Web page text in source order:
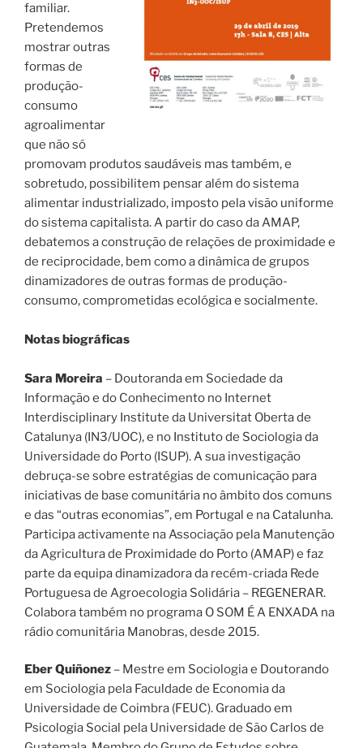
familiar.
Pretendemos
mostrar outras
formas de
produção-
consumo
agroalimentar
que não só
promovam produtos saudáveis mas também, e
sobretudo, possibilitem pensar além do sistema
alimentar industrializado, imposto pela visão uniforme
do sistema capitalista. A partir do caso da AMAP,
debatemos a construção de relações de proximidade e
de reciprocidade, bem como a dinâmica de grupos
dinamizadores de outras formas de produção-
consumo, comprometidas ecológica e socialmente.
Notas biográficas
Sara Moreira – Doutoranda em Sociedade da
Informação e do Conhecimento no Internet
Interdisciplinary Institute da Universitat Oberta de
Catalunya (IN3/UOC), e no Instituto de Sociologia da
Universidade do Porto (ISUP). A sua investigação
debruça-se sobre estratégias de comunicação para
iniciativas de base comunitária no âmbito dos comuns
e das “outras economias”, em Portugal e na Catalunha.
Participa activamente na Associação pela Manutenção
da Agricultura de Proximidade do Porto (AMAP) e faz
parte da equipa dinamizadora da recém-criada Rede
Portuguesa de Agroecologia Solidária – REGENERAR.
Colabora também no programa O SOM É A ENXADA na
rádio comunitária Manobras, desde 2015.
Eber Quiñonez – Mestre em Sociologia e Doutorando
em Sociologia pela Faculdade de Economia da
Universidade de Coimbra (FEUC). Graduado em
Psicologia Social pela Universidade de São Carlos de